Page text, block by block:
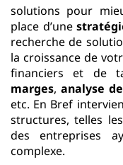
solutions pour
place d’une
recherche de
la croissance de
financiers et de
marges, analyse
etc. En Bref
structures, telles
des entreprises
complexe.